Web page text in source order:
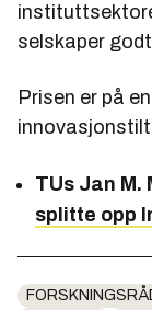
selskaper
Prisen er på
TUs Jan M.
splitte opp